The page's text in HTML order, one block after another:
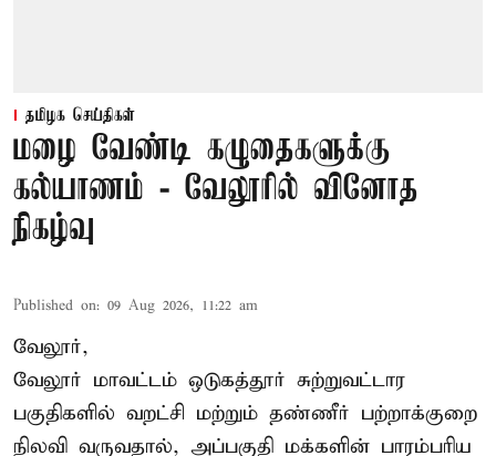
தமிழக செய்திகள்
மழை வேண்டி கழுதைகளுக்கு
கல்யாணம் - வேலூரில் வினோத
நிகழ்வு
Published on: 09 Aug 2026, 11:22 am
வேலூர்,
வேலூர் மாவட்டம் ஒடுகத்தூர் சுற்றுவட்டார
பகுதிகளில் வறட்சி மற்றும் தண்ணீர் பற்றாக்குறை
நிலவி வருவதால், அப்பகுதி மக்களின் பாரம்பரிய